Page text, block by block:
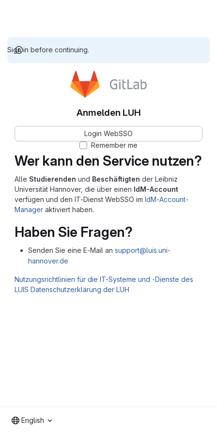
Sign in before continuing.
Wer kann den Service nutzen?
Alle Studierenden und Beschäftigten der Leibniz
Universität Hannover, die über einen IdM-Account
verfügen und den IT-Dienst WebSSO im IdM-Account-
Manager aktiviert haben.
Haben Sie Fragen?
Senden Sie eine E-Mail an support@luis.uni-
hannover.de
Nutzungsrichtlinien für die IT-Systeme und -Dienste des
LUIS Datenschutzerklärung der LUH
Anmelden LUH
Login WebSSO
Remember me
English